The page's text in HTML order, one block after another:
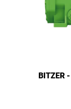
BITZER